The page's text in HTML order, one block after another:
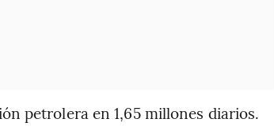
petrolera en 1,65 millones diarios.